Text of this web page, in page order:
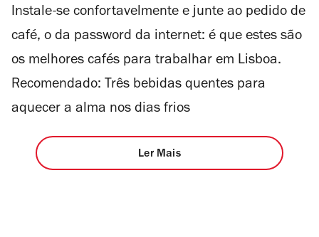
Instale-se confortavelmente e junte ao pedido de
café, o da password da internet: é que estes são
os melhores cafés para trabalhar em Lisboa.
Recomendado: Três bebidas quentes para
aquecer a alma nos dias frios
Ler Mais